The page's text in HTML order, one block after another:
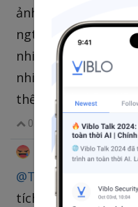
ảnh mặc định cũng
ngta cân nhắc đến
nhiêu người dùng
nhiều? Nếu cần họ
thế thì có cần tích
0 Trả lời Chia sẻ
Gấu Mẹ Vĩ Đại
@T-REX
cái này thì
tích hợp vào thôi,